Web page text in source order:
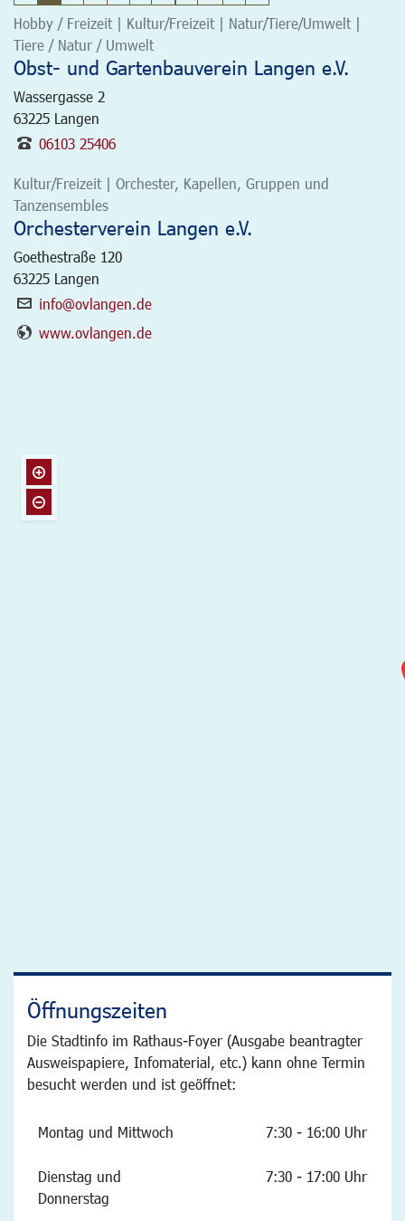
Hobby / Freizeit | Kultur/Freizeit | Natur/Tiere/Umwelt |
Tiere / Natur / Umwelt
Obst- und Gartenbauverein Langen e.V.
Wassergasse 2
63225 Langen
06103 25406
Kultur/Freizeit | Orchester, Kapellen, Gruppen und
Tanzensembles
Orchesterverein Langen e.V.
Goethestraße 120
63225 Langen
info@ovlangen.de
www.ovlangen.de
Öffnungszeiten
Die Stadtinfo im Rathaus-Foyer (Ausgabe beantragter
Ausweispapiere, Infomaterial, etc.) kann ohne Termin
besucht werden und ist geöffnet:
Montag und Mittwoch 7:30 - 16:00 Uhr
Dienstag und
Donnerstag
7:30 - 17:00 Uhr